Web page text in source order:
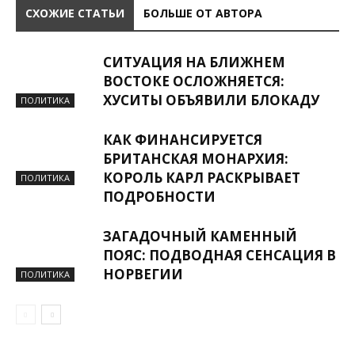
СХОЖИЕ СТАТЬИ БОЛЬШЕ ОТ АВТОРА
ПОЛИТИКА
СИТУАЦИЯ НА БЛИЖНЕМ
ВОСТОКЕ ОСЛОЖНЯЕТСЯ:
ХУСИТЫ ОБЪЯВИЛИ БЛОКАДУ
ПОЛИТИКА
КАК ФИНАНСИРУЕТСЯ
БРИТАНСКАЯ МОНАРХИЯ:
КОРОЛЬ КАРЛ РАСКРЫВАЕТ
ПОДРОБНОСТИ
ПОЛИТИКА
ЗАГАДОЧНЫЙ КАМЕННЫЙ
ПОЯС: ПОДВОДНАЯ СЕНСАЦИЯ В
НОРВЕГИИ